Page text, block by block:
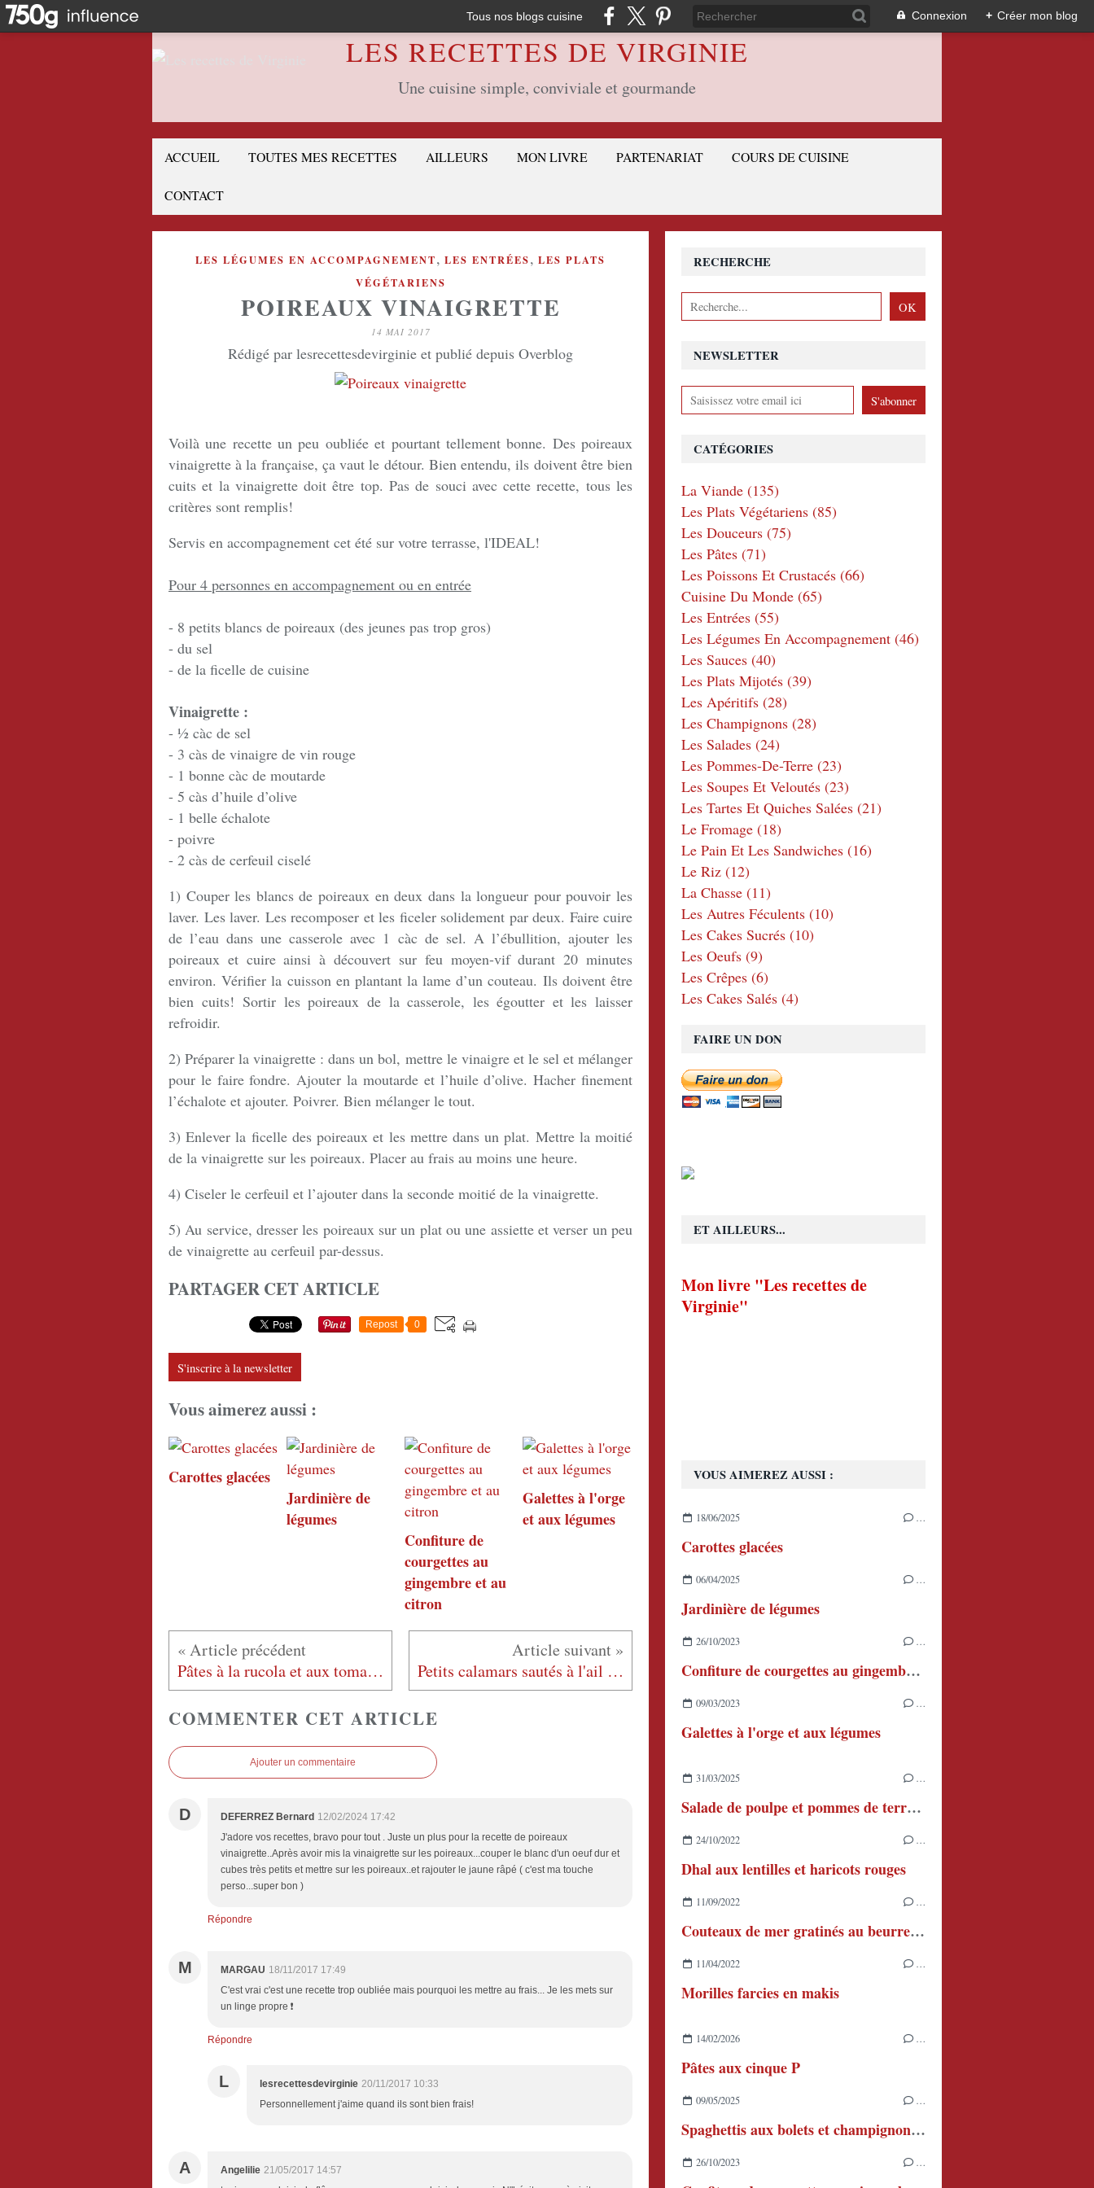
Tous nos blogs cuisine Connexion + Créer mon blog
LES RECETTES DE VIRGINIE
Une cuisine simple, conviviale et gourmande
ACCUEIL TOUTES MES RECETTES AILLEURS MON LIVRE PARTENARIAT COURS DE CUISINE
CONTACT
LES LÉGUMES EN ACCOMPAGNEMENT, LES ENTRÉES, LES PLATS
VÉGÉTARIENS
POIREAUX VINAIGRETTE
14 MAI 2017
Rédigé par lesrecettesdevirginie et publié depuis Overblog
Voilà une recette un peu oubliée et pourtant tellement bonne. Des poireaux
vinaigrette à la française, ça vaut le détour. Bien entendu, ils doivent être bien
cuits et la vinaigrette doit être top. Pas de souci avec cette recette, tous les
critères sont remplis!
Servis en accompagnement cet été sur votre terrasse, l'IDEAL!
Pour 4 personnes en accompagnement ou en entrée
- 8 petits blancs de poireaux (des jeunes pas trop gros)
- du sel
- de la ficelle de cuisine
Vinaigrette :
- ½ càc de sel
- 3 càs de vinaigre de vin rouge
- 1 bonne càc de moutarde
- 5 càs d’huile d’olive
- 1 belle échalote
- poivre
- 2 càs de cerfeuil ciselé
1) Couper les blancs de poireaux en deux dans la longueur pour pouvoir les
laver. Les laver. Les recomposer et les ficeler solidement par deux. Faire cuire
de l’eau dans une casserole avec 1 càc de sel. A l’ébullition, ajouter les
poireaux et cuire ainsi à découvert sur feu moyen-vif durant 20 minutes
environ. Vérifier la cuisson en plantant la lame d’un couteau. Ils doivent être
bien cuits! Sortir les poireaux de la casserole, les égoutter et les laisser
refroidir.
2) Préparer la vinaigrette : dans un bol, mettre le vinaigre et le sel et mélanger
pour le faire fondre. Ajouter la moutarde et l’huile d’olive. Hacher finement
l’échalote et ajouter. Poivrer. Bien mélanger le tout.
3) Enlever la ficelle des poireaux et les mettre dans un plat. Mettre la moitié
de la vinaigrette sur les poireaux. Placer au frais au moins une heure.
4) Ciseler le cerfeuil et l’ajouter dans la seconde moitié de la vinaigrette.
5) Au service, dresser les poireaux sur un plat ou une assiette et verser un peu
de vinaigrette au cerfeuil par-dessus.
PARTAGER CET ARTICLE
Repost 0
S'inscrire à la newsletter
Vous aimerez aussi :
Carottes glacées
Jardinière de
légumes
Confiture de
courgettes au
gingembre et au
citron
Galettes à l'orge
et aux légumes
Pâtes à la rucola et aux tomates cerises Petits calamars sautés à l'ail et au persil
COMMENTER CET ARTICLE
Ajouter un commentaire
D DEFERREZ Bernard 12/02/2024 17:42
J'adore vos recettes, bravo pour tout . Juste un plus pour la recette de poireaux
vinaigrette..Après avoir mis la vinaigrette sur les poireaux...couper le blanc d'un oeuf dur et
cubes très petits et mettre sur les poireaux..et rajouter le jaune râpé ( c'est ma touche
perso...super bon )
Répondre
M MARGAU 18/11/2017 17:49
C'est vrai c'est une recette trop oubliée mais pourquoi les mettre au frais... Je les mets sur
un linge propre ❗️
Répondre
L lesrecettesdevirginie 20/11/2017 10:33
Personnellement j'aime quand ils sont bien frais!
A Angelilie 21/05/2017 14:57
NEWSLETTER
RECHERCHE
VOUS AIMEREZ AUSSI :
18/06/2025 …
Carottes glacées
06/04/2025 …
Jardinière de légumes
26/10/2023 …
Confiture de courgettes au gingembre et au citron
09/03/2023 …
Galettes à l'orge et aux légumes
31/03/2025 …
Salade de poulpe et pommes de terre à l'aïoli
24/10/2022 …
Dhal aux lentilles et haricots rouges
11/09/2022 …
Couteaux de mer gratinés au beurre persillé
11/04/2022 …
Morilles farcies en makis
14/02/2026 …
Pâtes aux cinque P
09/05/2025 …
Spaghettis aux bolets et champignons de Paris
26/10/2023 …
CATÉGORIES
La Viande (135)
Les Plats Végétariens (85)
Les Douceurs (75)
Les Pâtes (71)
Les Poissons Et Crustacés (66)
Cuisine Du Monde (65)
Les Entrées (55)
Les Légumes En Accompagnement (46)
Les Sauces (40)
Les Plats Mijotés (39)
Les Apéritifs (28)
Les Champignons (28)
Les Salades (24)
Les Pommes-De-Terre (23)
Les Soupes Et Veloutés (23)
Les Tartes Et Quiches Salées (21)
Le Fromage (18)
Le Pain Et Les Sandwiches (16)
Le Riz (12)
La Chasse (11)
Les Autres Féculents (10)
Les Cakes Sucrés (10)
Les Oeufs (9)
Les Crêpes (6)
Les Cakes Salés (4)
FAIRE UN DON
ET AILLEURS...
Mon livre "Les recettes de
Virginie"